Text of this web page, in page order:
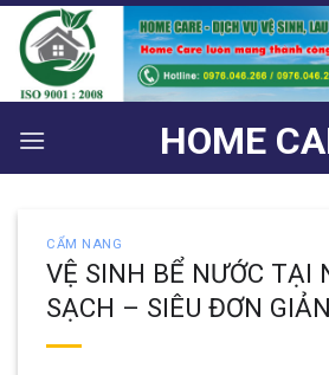
Bỏ
qua
nội
dung
HOME
CẨM NANG
VỆ SINH BỂ NƯỚC TẠI
SẠCH – SIÊU ĐƠN GIẢN